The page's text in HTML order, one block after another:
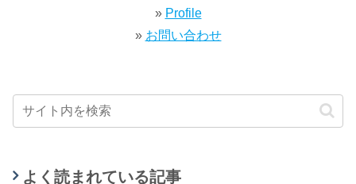
» Profile
» お問い合わせ
よく読まれている記事